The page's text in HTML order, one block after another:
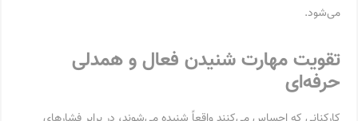
می‌شود.
تقویت مهارت شنیدن فعال و همدلی
حرفه‌ای